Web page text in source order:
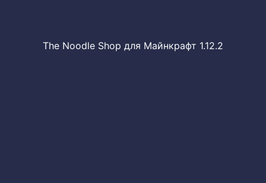
The Noodle Shop для Майнкрафт 1.12.2